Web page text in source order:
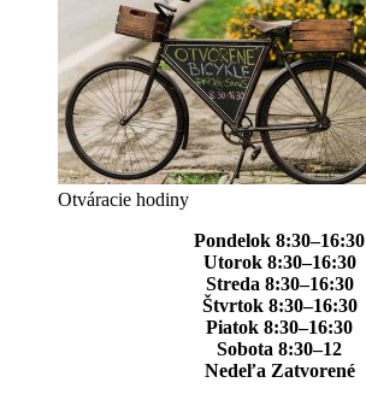
Otváracie hodiny
Pondelok 8:30–16:30
Utorok 8:30–16:30
Streda 8:30–16:30
Štvrtok 8:30–16:30
Piatok 8:30–16:30
Sobota 8:30–12
Nedeľa Zatvorené